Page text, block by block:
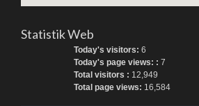
Statistik Web
Today's visitors: 6
Today's page views: : 7
Total visitors : 12,949
Total page views: 16,584